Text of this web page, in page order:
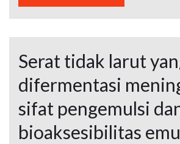
Serat tidak larut
difermentasi
sifat pengemulsi
bioaksesibilitas